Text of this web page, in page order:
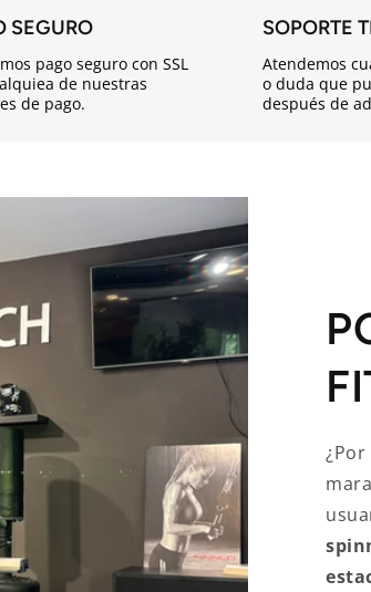
SEGURO
pago seguro con SSL
de nuestras
de pago.
SOPORTE
Atendemos
o duda que
después de